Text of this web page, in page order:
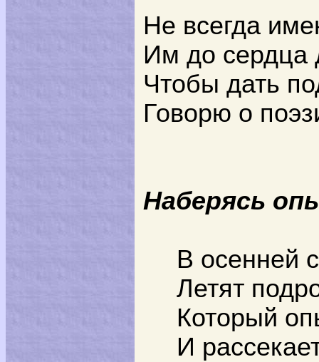
Не всегда
Им до сердца
Чтобы дать
Говорю о
Наберясь
В осенней
Летят
Который
И